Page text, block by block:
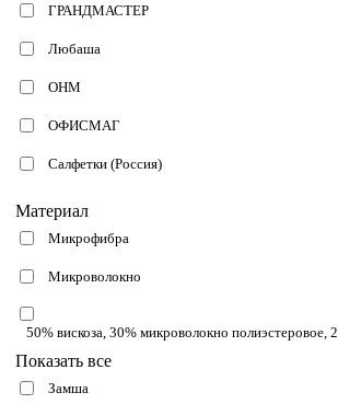
ГРАНДМАСТЕР
Любаша
ОНМ
ОФИСМАГ
Салфетки (Россия)
Материал
Микрофибра
Микроволокно
50% вискоза, 30% микроволокно полиэстеровое,
Показать все
Замша